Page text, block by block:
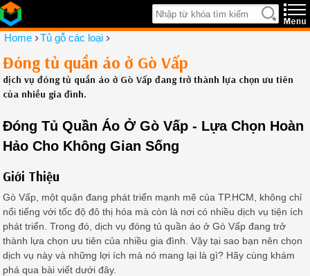
Home ›Tủ gỗ các loại ›
Đóng tủ quần áo ở Gò Vấp
dịch vụ đóng tủ quần áo ở Gò Vấp đang trở thành lựa chọn ưu tiên
của nhiều gia đình.
Đóng Tủ Quần Áo Ở Gò Vấp - Lựa Chọn Hoàn
Hảo Cho Không Gian Sống
Giới Thiệu
Gò Vấp, một quận đang phát triển mạnh mẽ của TP.HCM, không chỉ
nổi tiếng với tốc độ đô thị hóa mà còn là nơi có nhiều dịch vụ tiện ích
phát triển. Trong đó, dịch vụ đóng tủ quần áo ở Gò Vấp đang trở
thành lựa chọn ưu tiên của nhiều gia đình. Vậy tại sao bạn nên chọn
dịch vụ này và những lợi ích mà nó mang lại là gì? Hãy cùng khám
phá qua bài viết dưới đây.